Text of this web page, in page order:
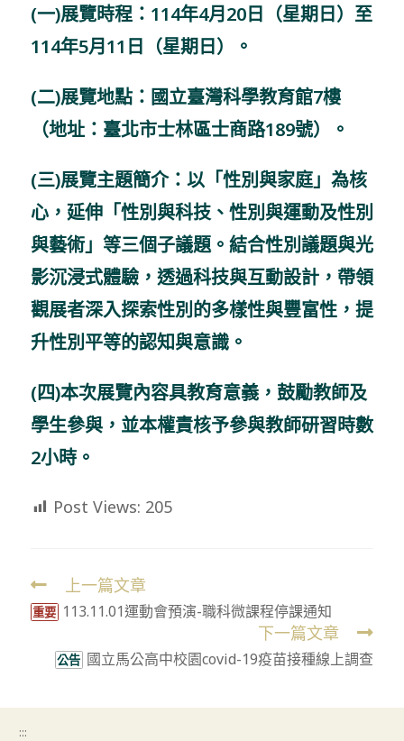
(一)展覽時程：114年4月20日（星期日）至
114年5月11日（星期日）。
(二)展覽地點：國立臺灣科學教育館7樓
（地址：臺北市士林區士商路189號）。
(三)展覽主題簡介：以「性別與家庭」為核
心，延伸「性別與科技、性別與運動及性別
與藝術」等三個子議題。結合性別議題與光
影沉浸式體驗，透過科技與互動設計，帶領
觀展者深入探索性別的多樣性與豐富性，提
升性別平等的認知與意識。
(四)本次展覽內容具教育意義，鼓勵教師及
學生參與，並本權責核予參與教師研習時數
2小時。
Post Views: 205
Read
more
上一篇文章
重要 113.11.01運動會預演-職科微課程停課通知
下一篇文章
公告 國立馬公高中校園covid-19疫苗接種線上調查
:::